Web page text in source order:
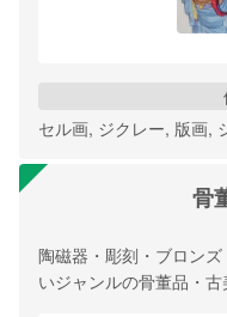
セル画, ジクレー, 版画,
骨
陶磁器・彫刻・ブロン
いジャンルの骨董品・古